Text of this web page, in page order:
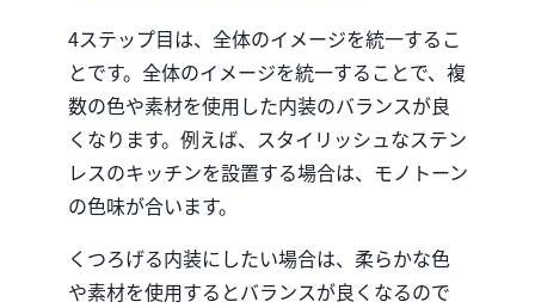
4ステップ目は、全体のイメージを統一するこ
とです。全体のイメージを統一することで、複
数の色や素材を使用した内装のバランスが良
くなります。例えば、スタイリッシュなステン
レスのキッチンを設置する場合は、モノトーン
の色味が合います。
くつろげる内装にしたい場合は、柔らかな色
や素材を使用するとバランスが良くなるので